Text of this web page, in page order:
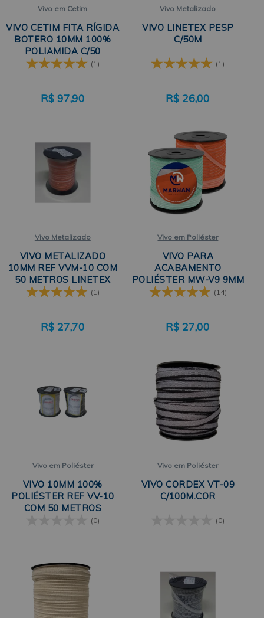
Vivo em Cetim
VIVO CETIM FITA RÍGIDA
BOTERO 10MM 100%
POLIAMIDA C/50
METROS ESTRELA
(1)
R$ 97,90
Vivo Metalizado
VIVO LINETEX PESP
C/50M
(1)
R$ 26,00
Vivo Metalizado
VIVO METALIZADO
10MM REF VVM-10 COM
50 METROS LINETEX
(1)
R$ 27,70
Vivo em Poliéster
VIVO PARA
ACABAMENTO
POLIÉSTER MW-V9 9MM
COM 50 METROS
(14)
R$ 27,00
Vivo em Poliéster
VIVO 10MM 100%
POLIÉSTER REF VV-10
COM 50 METROS
(0)
Vivo em Poliéster
VIVO CORDEX VT-09
C/100M.COR
(0)